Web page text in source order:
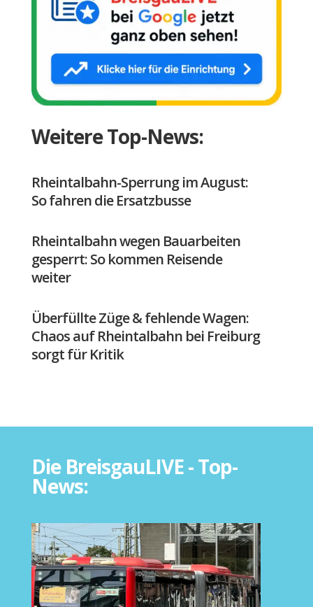
Weitere Top-News:
Rheintalbahn-Sperrung im August:
So fahren die Ersatzbusse
Rheintalbahn wegen Bauarbeiten
gesperrt: So kommen Reisende
weiter
Überfüllte Züge & fehlende Wagen:
Chaos auf Rheintalbahn bei Freiburg
sorgt für Kritik
Die BreisgauLIVE - Top-
News: